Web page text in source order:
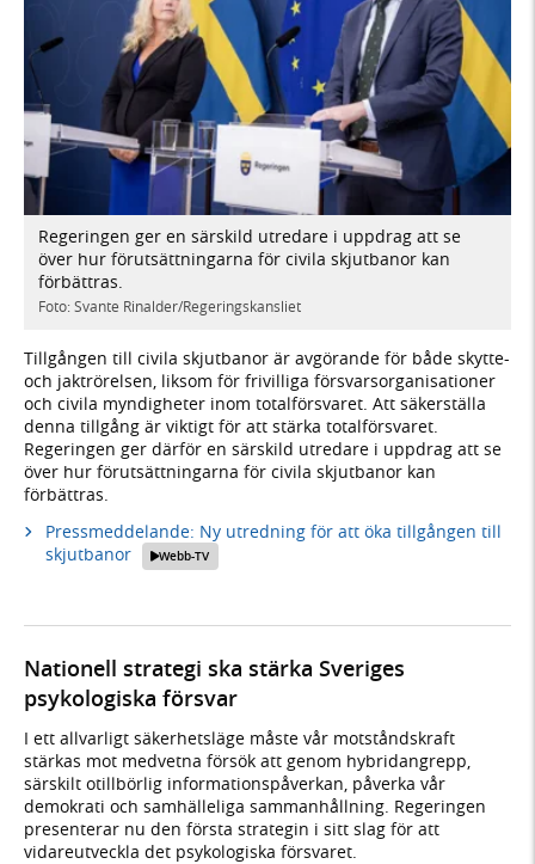
Regeringen ger en särskild utredare i uppdrag att se
över hur förutsättningarna för civila skjutbanor kan
förbättras.
Foto: Svante Rinalder/Regeringskansliet
Tillgången till civila skjutbanor är avgörande för både skytte-
och jaktrörelsen, liksom för frivilliga försvarsorganisationer
och civila myndigheter inom totalförsvaret. Att säkerställa
denna tillgång är viktigt för att stärka totalförsvaret.
Regeringen ger därför en särskild utredare i uppdrag att se
över hur förutsättningarna för civila skjutbanor kan
förbättras.
Pressmeddelande: Ny utredning för att öka tillgången till
skjutbanor
Webb-TV
Nationell strategi ska stärka Sveriges
psykologiska försvar
I ett allvarligt säkerhetsläge måste vår motståndskraft
stärkas mot medvetna försök att genom hybridangrepp,
särskilt otillbörlig informationspåverkan, påverka vår
demokrati och samhälleliga sammanhållning. Regeringen
presenterar nu den första strategin i sitt slag för att
vidareutveckla det psykologiska försvaret.